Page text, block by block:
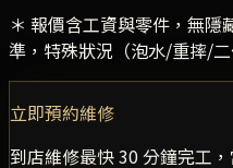
＊ 報價含工資與零件，無
準，特殊狀況（泡水/重摔/
立即預約維修
到店維修最快 30 分鐘完工